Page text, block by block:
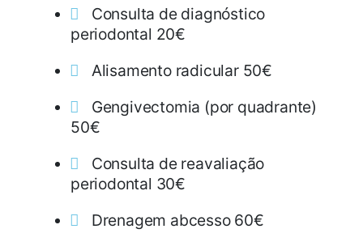
Consulta de diagnóstico
periodontal 20€
Alisamento radicular 50€
Gengivectomia (por quadrante)
50€
Consulta de reavaliação
periodontal 30€
Drenagem abcesso 60€